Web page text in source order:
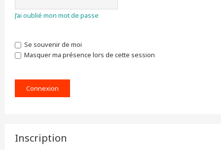
J’ai oublié mon mot de passe
Se souvenir de moi
Masquer ma présence lors de cette session
Inscription